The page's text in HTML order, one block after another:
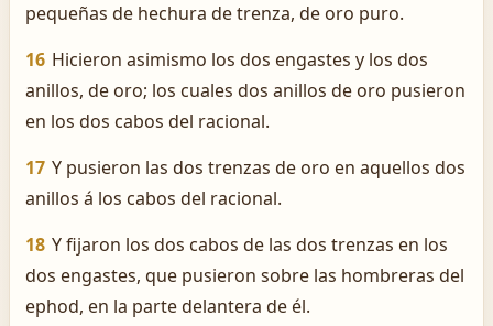
pequeñas de hechura de trenza, de oro puro.
16 Hicieron asimismo los dos engastes y los dos
anillos, de oro; los cuales dos anillos de oro pusieron
en los dos cabos del racional.
17 Y pusieron las dos trenzas de oro en aquellos dos
anillos á los cabos del racional.
18 Y fijaron los dos cabos de las dos trenzas en los
dos engastes, que pusieron sobre las hombreras del
ephod, en la parte delantera de él.